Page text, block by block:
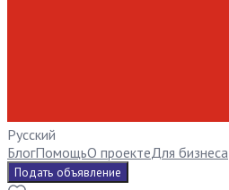
Русский
БлогПомощьО проектеДля бизнеса
Подать объявление